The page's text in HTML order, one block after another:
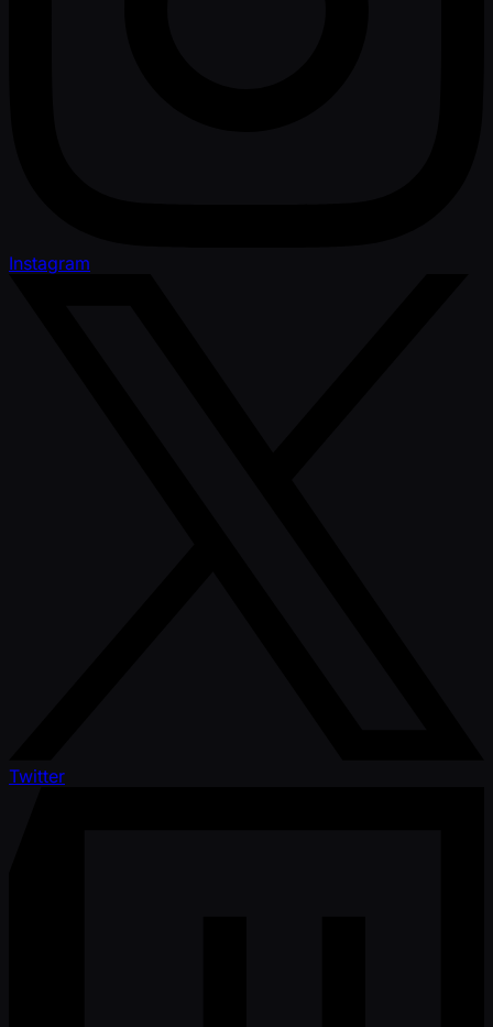
Instagram
Twitter